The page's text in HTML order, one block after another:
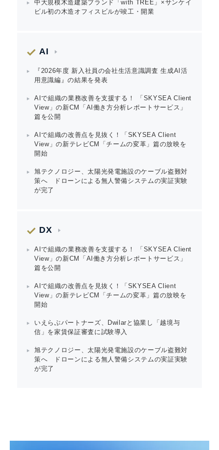
中大規模木造建築ブランド「with TREE」×サンケイ
ビル初の木造オフィスビルが竣工・開業
AI
『2026年度 新入社員の会社生活意識調査 生成AI活
用意識編』の結果を発表
AIで組織の業務改善を支援する！ 「SKYSEA Client
View」の新CM「AI働き方分析レポートサービス」
篇を公開
AIで組織の改善点を見抜く！「SKYSEA Client
View」の新テレビCM「チームの変革」篇の放映を
開始
旭テクノロジー、太陽光発電施設のケーブル盗難対
策へ ドローンによる無人警備システムの実証実験
が完了
DX
AIで組織の業務改善を支援する！ 「SKYSEA Client
View」の新CM「AI働き方分析レポートサービス」
篇を公開
AIで組織の改善点を見抜く！「SKYSEA Client
View」の新テレビCM「チームの変革」篇の放映を
開始
いえらぶパートナーズ、Dwilarと協業し「越境与
信」を家賃保証審査に試験導入
旭テクノロジー、太陽光発電施設のケーブル盗難対
策へ ドローンによる無人警備システムの実証実験
が完了
Japanese